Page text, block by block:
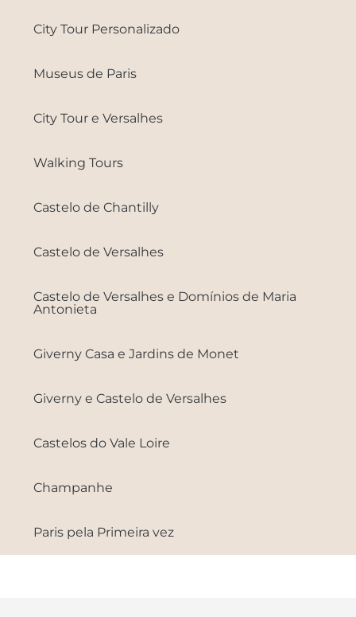
City Tour Personalizado
Museus de Paris
City Tour e Versalhes
Walking Tours
Castelo de Chantilly
Castelo de Versalhes
Castelo de Versalhes e Domínios de Maria
Antonieta
Giverny Casa e Jardins de Monet
Giverny e Castelo de Versalhes
Castelos do Vale Loire
Champanhe
Paris pela Primeira vez